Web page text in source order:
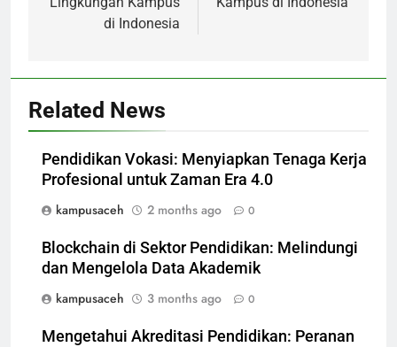
di Indonesia
Related News
Pendidikan Vokasi: Menyiapkan Tenaga Kerja
Profesional untuk Zaman Era 4.0
kampusaceh
2 months ago 0
Blockchain di Sektor Pendidikan: Melindungi
dan Mengelola Data Akademik
kampusaceh
3 months ago 0
Mengetahui Akreditasi Pendidikan: Peranan